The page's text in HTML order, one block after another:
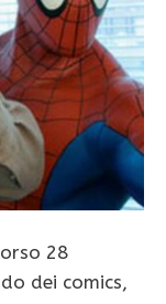
28
dei comics,